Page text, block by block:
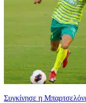
Συγκίνησε η